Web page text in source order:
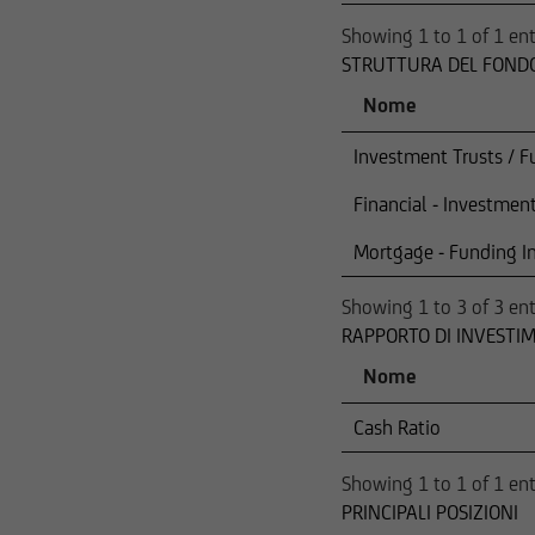
Showing 1 to 1 of 1
STRUTTURA DEL
Nome
Investment Trusts /
Financial -
Mortgage - Funding
Showing 1 to 3 of 3
RAPPORTO DI
Nome
Cash Ratio
Showing 1 to 1 of 1
PRINCIPALI POSIZIONI
in cui tali offerte o
in cui UniCredit
in cui le predette
e, pertanto, non
Nello specifico, le
cittadini britannici
conseguenza, gli
Chiunque acceda a
essere informato
I titoli menzionati
Act del 1933 e